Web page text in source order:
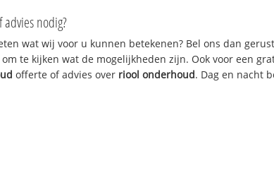
advies nodig?
wat wij voor u kunnen betekenen? Bel ons dan
om te kijken wat de mogelijkheden zijn. Ook voor een
offerte of advies over riool onderhoud. Dag en nacht